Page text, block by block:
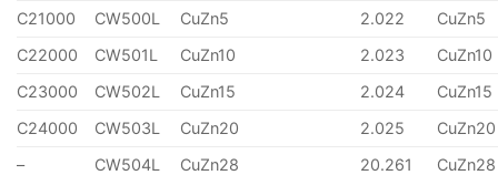
C21000
CW500L CuZn5 2.022
CuZn5
C22000
CW501L CuZn10 2.023
CuZn10
C23000
CW502L CuZn15 2.024
CuZn15
C24000
CW503L CuZn20 2.025
CuZn20
–
CW504L CuZn28 20.261
CuZn28